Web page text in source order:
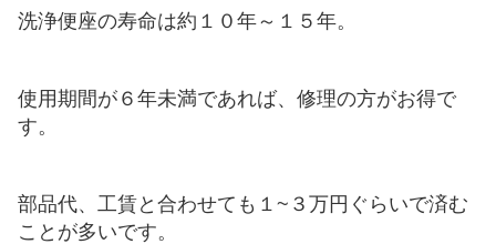
洗浄便座の寿命は約１０年～１５年。
使用期間が６年未満であれば、修理の方がお得で
す。
部品代、工賃と合わせても１~３万円ぐらいで済む
ことが多いです。